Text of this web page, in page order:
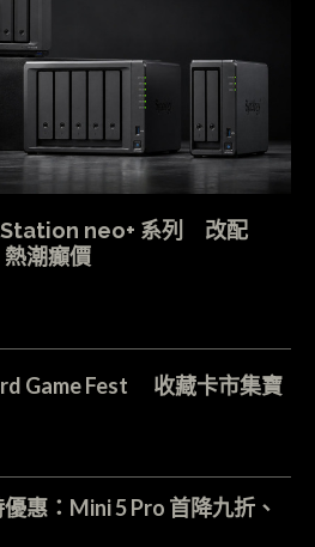
neo+ 系列 改配
熱潮癲價
Game Fest 收藏卡市集寶
優惠：Mini 5 Pro 首降九折、